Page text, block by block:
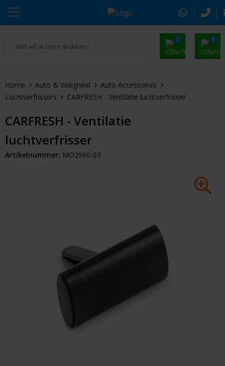
0 0
Drinkwaren
Tassen & Reizen
Outdoor & Vrije Tijd
Auto & Veiligheid
Gezondheid & Verzorging
Alle promosnoepje
Zomer
Kerst
Thule
Alle merken
Home Auto & Veiligheid
Auto Accessoires
Luchtverfrissers
CARFRESH - Ventilatie luchtverfrisser
CARFRESH - Ventilatie
luchtverfrisser
Artikelnummer: MO2960-03